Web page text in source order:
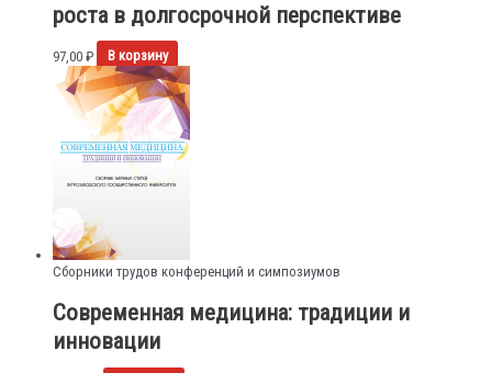
роста в долгосрочной перспективе
97,00 ₽ В корзину
Сборники трудов конференций и симпозиумов
Современная медицина: традиции и
инновации